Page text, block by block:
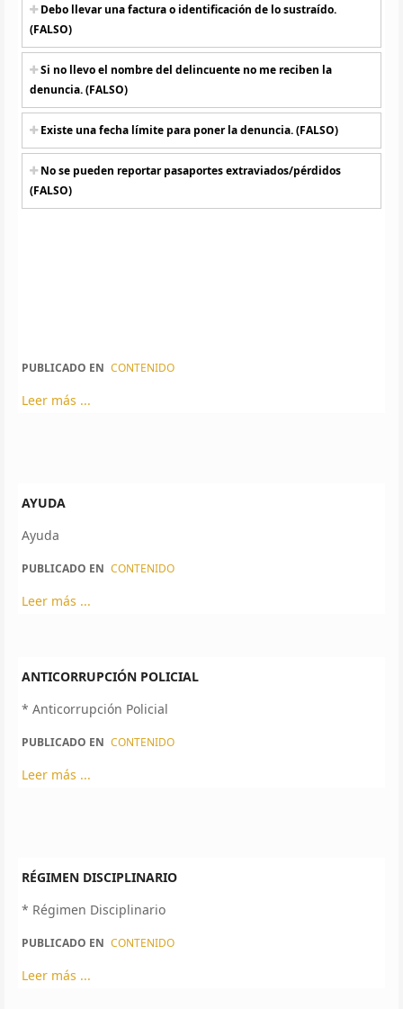
Debo llevar una factura o identificación de lo sustraído.
(FALSO)
Si no llevo el nombre del delincuente no me reciben la
denuncia. (FALSO)
Existe una fecha límite para poner la denuncia. (FALSO)
No se pueden reportar pasaportes extraviados/pérdidos
(FALSO)
PUBLICADO EN CONTENIDO
Leer más ...
AYUDA
Ayuda
PUBLICADO EN CONTENIDO
Leer más ...
ANTICORRUPCIÓN POLICIAL
* Anticorrupción Policial
PUBLICADO EN CONTENIDO
Leer más ...
RÉGIMEN DISCIPLINARIO
* Régimen Disciplinario
PUBLICADO EN CONTENIDO
Leer más ...